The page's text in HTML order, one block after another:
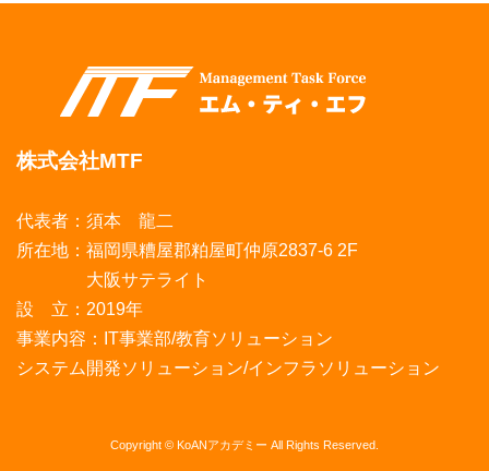
株式会社MTF
代表者：須本 龍二
所在地：福岡県糟屋郡粕屋町仲原2837-6 2F
大阪サテライト
設 立：2019年
事業内容：IT事業部/教育ソリューション
システム開発ソリューション/インフラソリューション
Copyright © KoANアカデミー All Rights Reserved.